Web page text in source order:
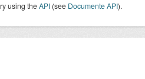
using theAPI (see Documente API).